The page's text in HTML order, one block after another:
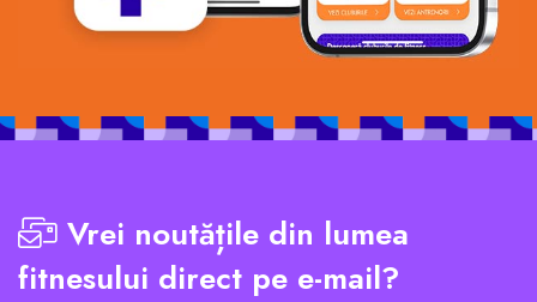
Vrei noutățile din lumea
fitnesului direct pe e-mail?